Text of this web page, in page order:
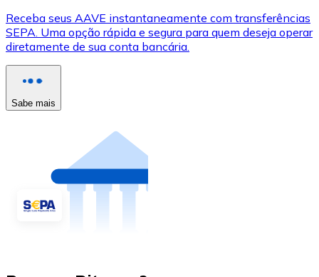
Receba seus AAVE instantaneamente com transferências
SEPA. Uma opção rápida e segura para quem deseja operar
diretamente de sua conta bancária.
Sabe mais